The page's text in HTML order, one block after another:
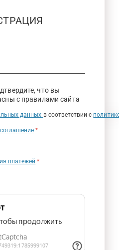
что вы
с правилами сайта
данных в соответствии с
*
платежей *